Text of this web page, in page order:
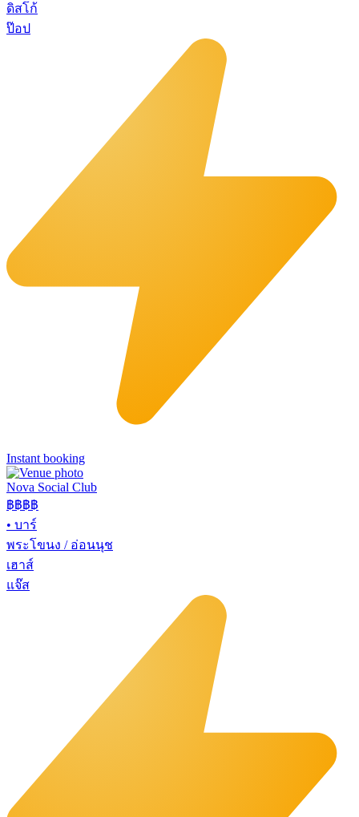
ดิสโก้
ป๊อป
Instant booking
Nova Social Club
฿฿฿฿
• บาร์
พระโขนง / อ่อนนุช
เฮาส์
แจ๊ส